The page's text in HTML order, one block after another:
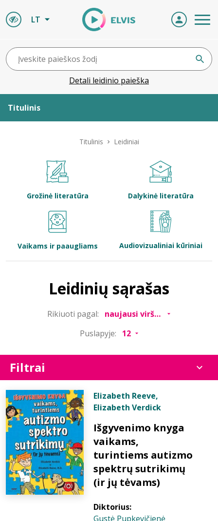
LT
Detali leidinio paieška
Titulinis
Bibliotekoms
Titulinis Leidiniai
Grožinė literatūra Dalykinė literatūra
Vaikams ir paaugliams Audiovizualiniai kūriniai
Leidinių sąrašas
Rikiuoti pagal:
Puslapyje:
Filtrai
Elizabeth Reeve,
Elizabeth Verdick
Išgyvenimo knyga
vaikams,
turintiems autizmo
spektrų sutrikimų
(ir jų tėvams)
Diktorius:
Gustė Pupkevičienė